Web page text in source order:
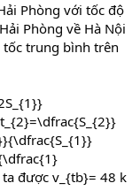
Phòng với tốc độ
Phòng về Hà Nội
trung bình trên
được v_{tb}= 48 k